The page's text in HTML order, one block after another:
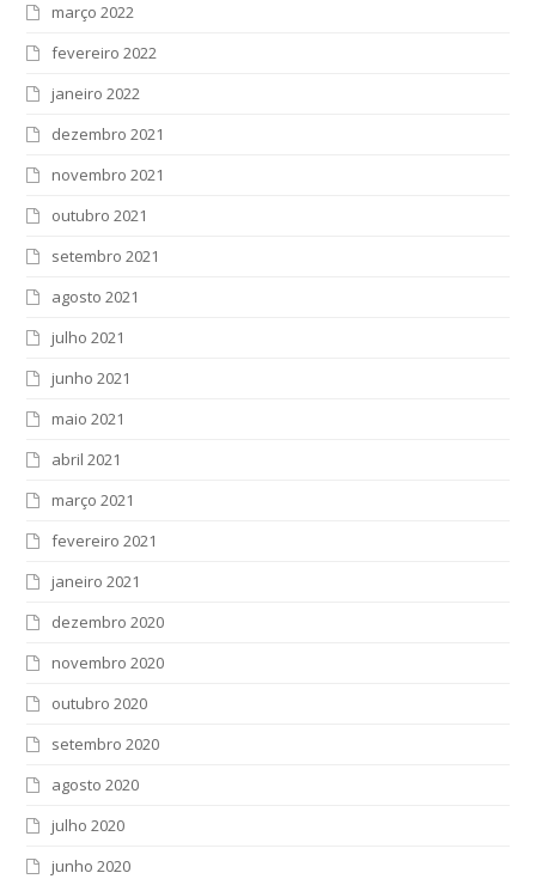
março 2022
fevereiro 2022
janeiro 2022
dezembro 2021
novembro 2021
outubro 2021
setembro 2021
agosto 2021
julho 2021
junho 2021
maio 2021
abril 2021
março 2021
fevereiro 2021
janeiro 2021
dezembro 2020
novembro 2020
outubro 2020
setembro 2020
agosto 2020
julho 2020
junho 2020